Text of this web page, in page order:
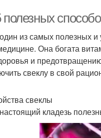
из самых полезных
Она богата
и
свеклу в свой
свеклы
кладезь